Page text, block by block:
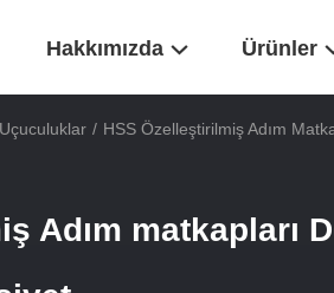
Hakkımızda Ürünler
/ HSS Özelleştirilmiş Adım
Adım matkapları